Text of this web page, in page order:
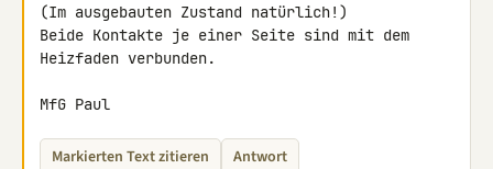
(Im ausgebauten Zustand natürlich!)
Beide Kontakte je einer Seite sind mit dem
Heizfaden verbunden.
MfG Paul
Markierten Text zitieren Antwort